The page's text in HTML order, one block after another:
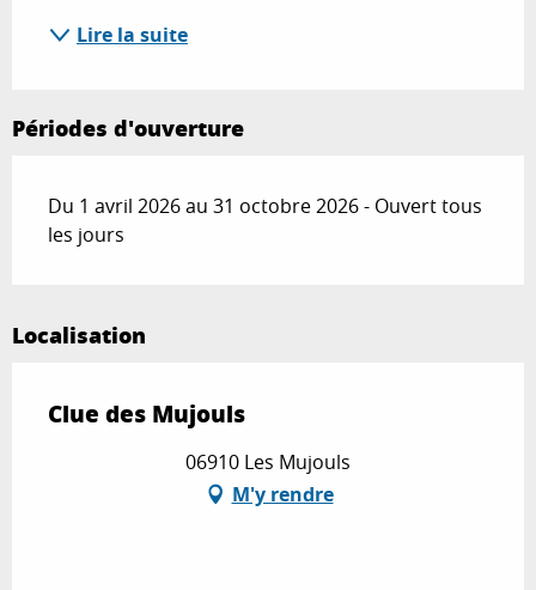
Lire la suite
Périodes d'ouverture
Du 1 avril 2026 au 31 octobre 2026 - Ouvert tous
les jours
Localisation
Clue des Mujouls
06910 Les Mujouls
M'y rendre